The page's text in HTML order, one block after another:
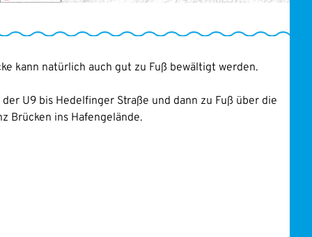
kann natürlich auch gut zu Fuß bewältigt werden.
der U9 bis Hedelfinger Straße und dann zu Fuß über die
Brücken ins Hafengelände.